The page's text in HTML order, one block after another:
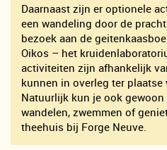
Daarnaast zijn er optionele
een wandeling door de
bezoek aan de
Oikos – het
activiteiten zijn afhankelijk
kunnen in overleg ter plaatse
Natuurlijk kun je ook
wandelen, zwemmen of
theehuis bij Forge Neuve.